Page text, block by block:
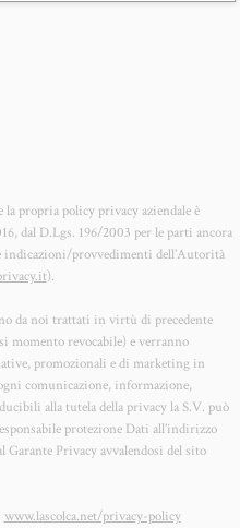
la propria policy privacy aziendale è
dal D.Lgs. 196/2003 per le parti ancora
indicazioni/provvedimenti dell’Autorità
).
da noi trattati in virtù di precedente
momento revocabile) e verranno
promozionali e di marketing in
comunicazione, informazione,
alla tutela della privacy la S.V. può
protezione Dati all’indirizzo
Garante Privacy avvalendosi del sito
www.lascolca.net/privacy-policy